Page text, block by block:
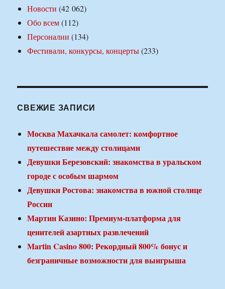
Новости (42 062)
Обо всем(112)
Персоналии (134)
Фестивали, конкурсы, концерты(233)
СВЕЖИЕ ЗАПИСИ
Москва Махачкала самолет: комфортное
путешествие между столицами
Девушки Березовский: знакомства в уральском
городе с особым шармом
Девушки Ростова: знакомства в южной столице
России
Мартин Казино: Премиум-платформа для
ценителей азартных развлечений
Martin Casino 800: Рекордный 800% бонус и
безграничные возможности для выигрыша